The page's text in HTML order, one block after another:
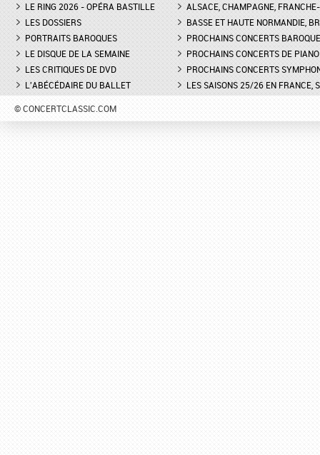
LE RING 2026 - OPÉRA BASTILLE
LES DOSSIERS
PORTRAITS BAROQUES
LE DISQUE DE LA SEMAINE
LES CRITIQUES DE DVD
L'ABÉCÉDAIRE DU BALLET
ALSACE, CHAMPAGNE,
BASSE ET HAUTE NORMANDIE,
PROCHAINS CONCERTS
PROCHAINS CONCERTS DE PIANO
PROCHAINS CONCERTS
LES SAISONS 25/26 EN FRANCE,
© CONCERTCLASSIC.COM